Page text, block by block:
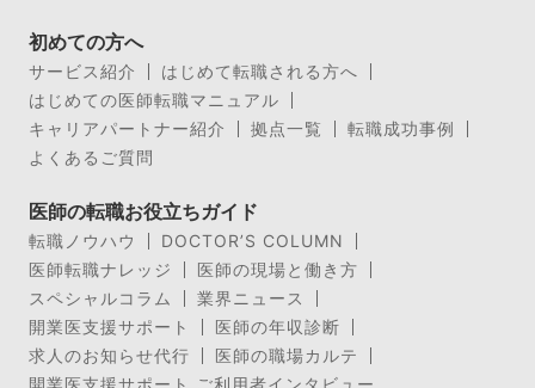
初めての方へ
サービス紹介
はじめて転職される方へ
はじめての医師転職マニュアル
キャリアパートナー紹介
拠点一覧
転職成功事例
よくあるご質問
医師の転職お役立ちガイド
転職ノウハウ
DOCTOR’S COLUMN
医師転職ナレッジ
医師の現場と働き方
スペシャルコラム
業界ニュース
開業医支援サポート
医師の年収診断
求人のお知らせ代行
医師の職場カルテ